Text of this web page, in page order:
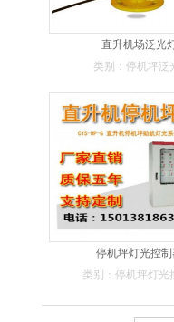
直升机场泛光
类别：停机坪泛
停机坪灯光控
类别：停机坪灯光